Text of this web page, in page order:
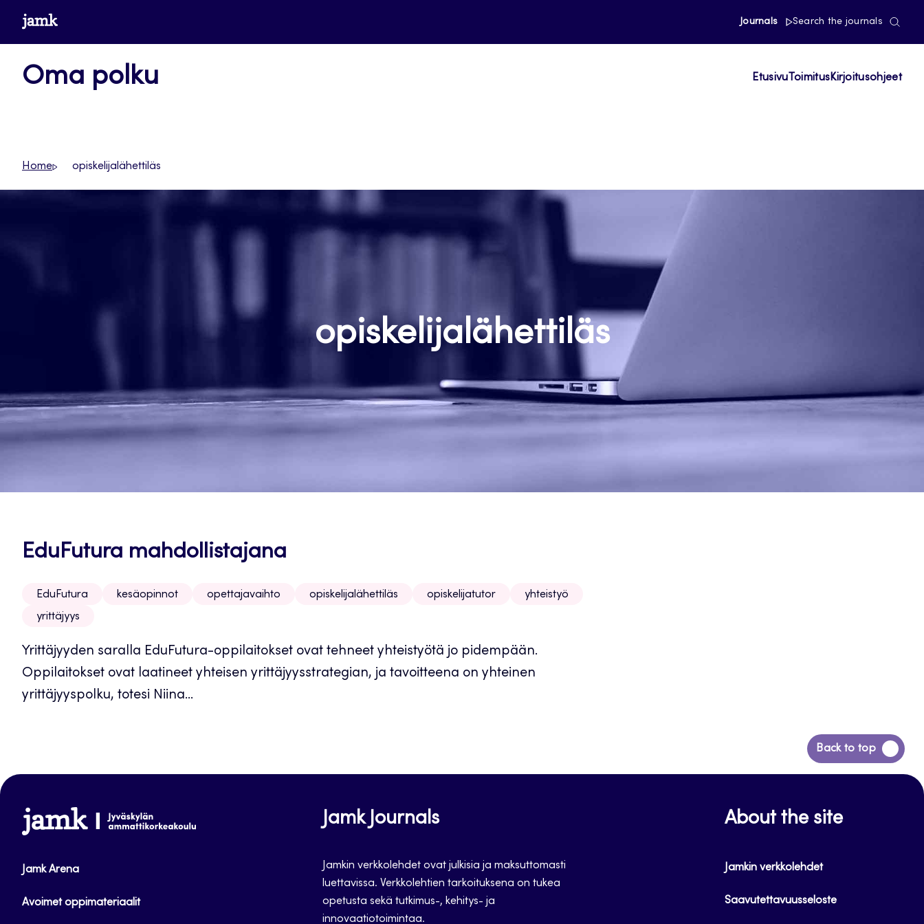
Siirrywww.jamk.fi Journals Search the journals
Oma polku Etusivu ToimitusKirjoitusohjeet
Home opiskelijalähettiläs
opiskelijalähettiläs
EduFutura mahdollistajana
EduFutura kesäopinnot opettajavaihto opiskelijalähettiläs opiskelijatutor
yhteistyö
yrittäjyys
Yrittäjyyden saralla EduFutura-oppilaitokset ovat tehneet yhteistyötä jo pidempään.
Oppilaitokset ovat laatineet yhteisen yrittäjyysstrategian, ja tavoitteena on yhteinen
yrittäjyyspolku, totesi Niina...
Back to top
Siirry
takaisin
www.jamk.fi
Jamk Arena
Avoimet oppimateriaalit
Jamk Journals
Jamkin verkkolehdet ovat julkisia ja maksuttomasti
luettavissa. Verkkolehtien tarkoituksena on tukea
opetusta sekä tutkimus-, kehitys- ja
innovaatiotoimintaa.
About the site
Jamkin verkkolehdet
Saavutettavuusseloste